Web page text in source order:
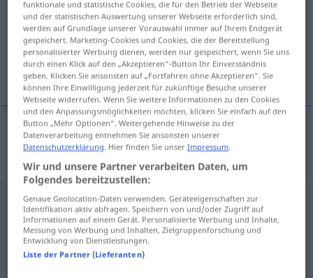
Übersicht aller Übersetzungen
(Für mehr Details die Übersetzung anklicken/antippen)
número de la suerte
númeromde lasuerte Glückszahl
funktionale und statistische Cookies, die für den Betrieb der Webseite
und der statistischen Auswertung unserer Webseite erforderlich sind,
werden auf Grundlage unserer Vorauswahl immer auf Ihrem Endgerät
gespeichert. Marketing-Cookies und Cookies, die der Bereitstellung
personalisierter Werbung dienen, werden nur gespeichert, wenn Sie uns
durch einen Klick auf den „Akzeptieren“-Button Ihr Einverständnis
geben. Klicken Sie ansonsten auf „Fortfahren ohne Akzeptieren“. Sie
können Ihre Einwilligung jederzeit für zukünftige Besuche unserer
Webseite widerrufen. Wenn Sie weitere Informationen zu den Cookies
und den Anpassungsmöglichkeiten möchten, klicken Sie einfach auf den
Button „Mehr Optionen“. Weitergehende Hinweise zu der
Datenverarbeitung entnehmen Sie ansonsten unserer
Datenschutzerklärung. Hier finden Sie unserImpressum.
Wir und unsere Partner verarbeiten Daten, um
Folgendes bereitzustellen:
Genaue Geolocation-Daten verwenden. Geräteeigenschaften zur
Identifikation aktiv abfragen. Speichern von und/oder Zugriff auf
Informationen auf einem Gerät. Personalisierte Werbung und Inhalte,
Messung von Werbung und Inhalten, Zielgruppenforschung und
Entwicklung von Dienstleistungen.
Liste der Partner (Lieferanten)